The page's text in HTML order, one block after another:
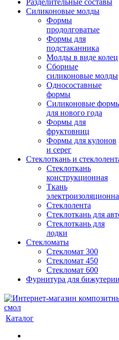
Разделительные составы
Силиконовые молды
Формы
продолговатые
Формы для
подстаканника
Молды в виде колец
Сборные
силиконовые молды
Односоставные
формы
Силиконовые
для нового года
Формы для
фруктовниц
Формы для кулонов
и серег
Стеклоткань и
Стеклоткань
конструкционная
Ткань
Стеклолента
Стеклоткань для
Стеклоткань для
лодки
Стекломаты
Стекломат 300
Стекломат 450
Стекломат 600
Фурнитура для бижутерии
Каталог